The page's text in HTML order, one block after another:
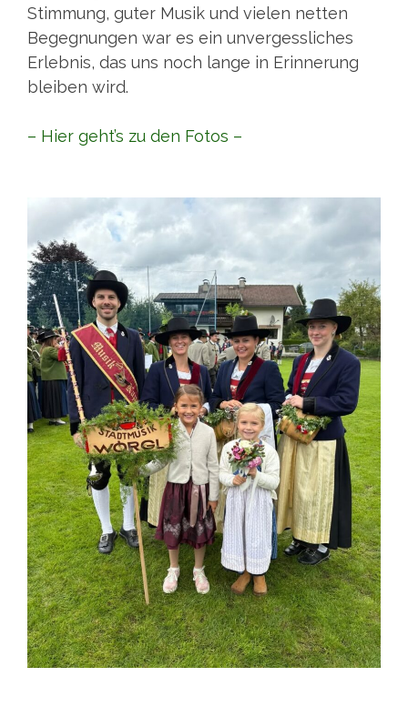
Stimmung, guter Musik und vielen netten
Begegnungen war es ein unvergessliches
Erlebnis, das uns noch lange in Erinnerung
bleiben wird.
– Hier geht’s zu den Fotos –